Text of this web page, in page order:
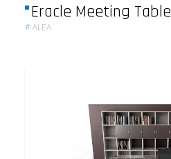
Eracle Meeting Table
#ALEA